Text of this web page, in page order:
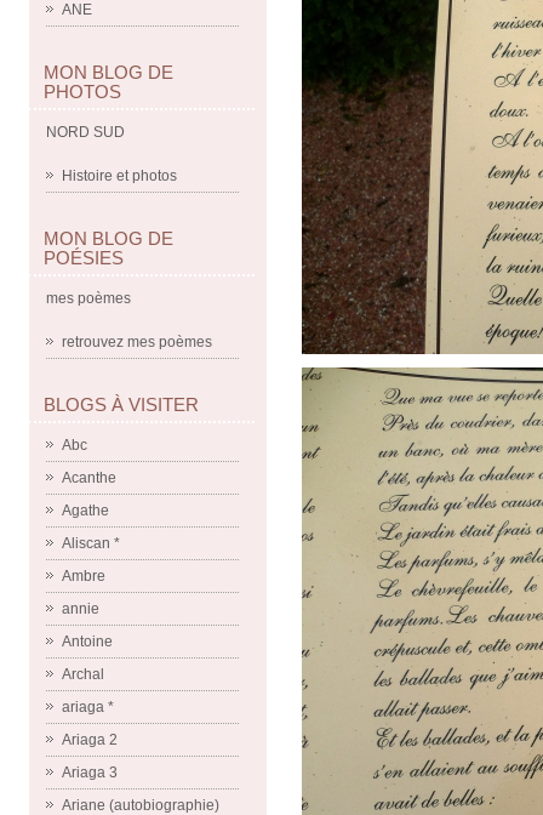
ANE
MON BLOG DE
PHOTOS
NORD SUD
Histoire et photos
MON BLOG DE
POÉSIES
mes poèmes
retrouvez mes poèmes
BLOGS À VISITER
Abc
Acanthe
Agathe
Aliscan *
Ambre
annie
Antoine
Archal
ariaga *
Ariaga 2
Ariaga 3
Ariane (autobiographie)